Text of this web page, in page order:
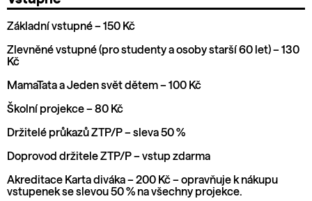
Základní vstupné – 150 Kč
Zlevněné vstupné (pro studenty a osoby starší 60 let) – 130
Kč
MamaTata a Jeden svět dětem – 100 Kč
Školní projekce – 80 Kč
Držitelé průkazů ZTP/P – sleva 50 %
Doprovod držitele ZTP/P – vstup zdarma
Akreditace Karta diváka – 200 Kč – opravňuje k nákupu
vstupenek se slevou 50 % na všechny projekce.